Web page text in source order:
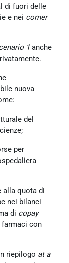
di fuori delle
e nei corner
1 anche
nuova
del
per
quota di
nei bilanci
di copay
farmaci con
riepilogo at a